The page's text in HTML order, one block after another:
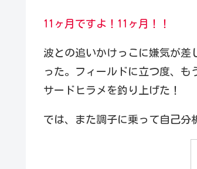
11ヶ月ですよ！11ヶ月！！
波との追いかけっこに嫌気が差
った。フィールドに立つ度、
サードヒラメを釣り上げた！
では、また調子に乗って自己分